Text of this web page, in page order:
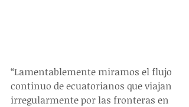
“Lamentablemente miramos el flujo
continuo de ecuatorianos que viajan
irregularmente por las fronteras en